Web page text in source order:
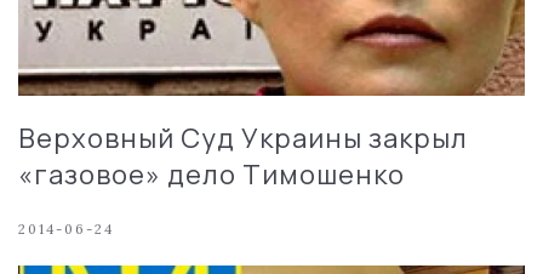
Верховный Суд Украины закрыл
«газовое» дело Тимошенко
2014-06-24